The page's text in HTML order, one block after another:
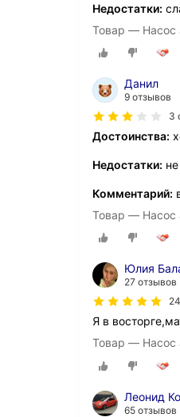
Недостатки:
Товар — Насос
Данил
9 отзывов
3
Достоинства:
Недостатки:
Комментарий:
Товар — Насос
Юлия
27 отзывов
Я в
Товар — Насос
Леонид
65 отзывов